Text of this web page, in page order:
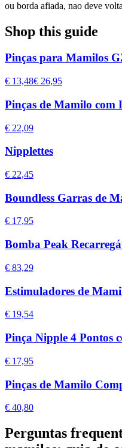
ou borda afiada, nao deve
Shop this guide
Pinças para Mamilos
€ 13,48€ 26,95
Pinças de Mamilo com
€ 22,09
Nipplettes
€ 22,45
Boundless Garras de
€ 17,95
Bomba Peak
€ 83,29
Estimuladores de
€ 19,54
Pinça Nipple 4 Pontos
€ 17,95
Pinças de Mamilo
€ 40,80
Perguntas